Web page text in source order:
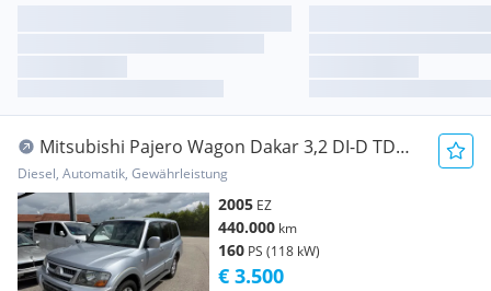
Mitsubishi Pajero Wagon Dakar 3,2 DI-D TD
Aut.
Diesel, Automatik, Gewährleistung
2005 EZ
440.000 km
160 PS (118 kW)
€ 3.500